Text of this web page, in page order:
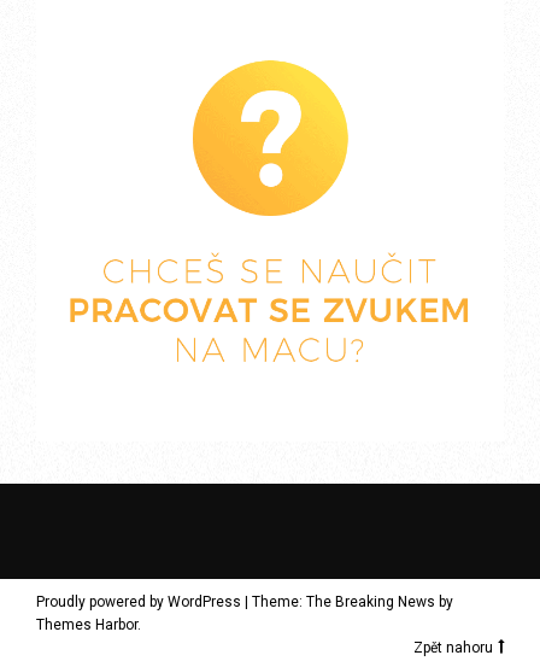
Proudly powered by WordPress | Theme: The Breaking News by
Themes Harbor.
Zpět nahoru